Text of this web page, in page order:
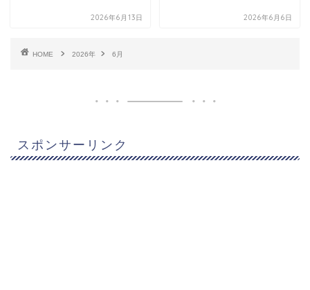
2026年6月13日 2026年6月6日
HOME 2026年 6月
スポンサーリンク